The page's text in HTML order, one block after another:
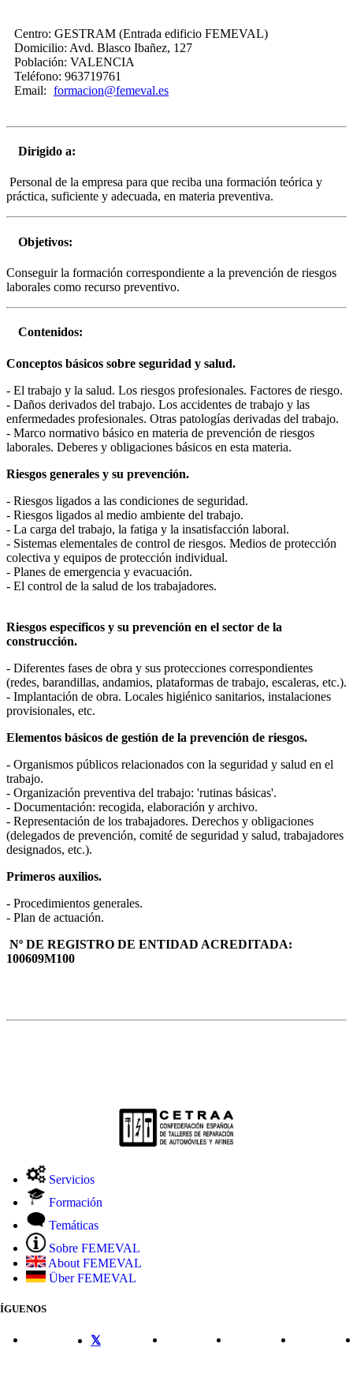
Centro: GESTRAM (Entrada edificio FEMEVAL)
Domicilio: Avd. Blasco Ibañez, 127
Población: VALENCIA
Teléfono: 963719761
Email: formacion@femeval.es
Dirigido a:
Personal de la empresa para que reciba una formación teórica y
práctica, suficiente y adecuada, en materia preventiva.
Objetivos:
Conseguir la formación correspondiente a la prevención de riesgos
laborales como recurso preventivo.
Contenidos:
Conceptos básicos sobre seguridad y salud.
- El trabajo y la salud. Los riesgos profesionales. Factores de riesgo.
- Daños derivados del trabajo. Los accidentes de trabajo y las
enfermedades profesionales. Otras patologías derivadas del trabajo.
- Marco normativo básico en materia de prevención de riesgos
laborales. Deberes y obligaciones básicos en esta materia.
Riesgos generales y su prevención.
- Riesgos ligados a las condiciones de seguridad.
- Riesgos ligados al medio ambiente del trabajo.
- La carga del trabajo, la fatiga y la insatisfacción laboral.
- Sistemas elementales de control de riesgos. Medios de protección
colectiva y equipos de protección individual.
- Planes de emergencia y evacuación.
- El control de la salud de los trabajadores.
Riesgos específicos y su prevención en el sector de la
construcción.
- Diferentes fases de obra y sus protecciones correspondientes
(redes, barandillas, andamios, plataformas de trabajo, escaleras, etc.).
- Implantación de obra. Locales higiénico sanitarios, instalaciones
provisionales, etc.
Elementos básicos de gestión de la prevención de riesgos.
- Organismos públicos relacionados con la seguridad y salud en el
trabajo.
- Organización preventiva del trabajo: 'rutinas básicas'.
- Documentación: recogida, elaboración y archivo.
- Representación de los trabajadores. Derechos y obligaciones
(delegados de prevención, comité de seguridad y salud, trabajadores
designados, etc.).
Primeros auxilios.
- Procedimientos generales.
- Plan de actuación.
Nº DE REGISTRO DE ENTIDAD ACREDITADA:
100609M100
Servicios
Formación
Temáticas
Sobre FEMEVAL
About FEMEVAL
Über FEMEVAL